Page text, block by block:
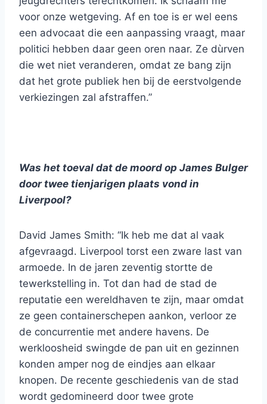
voor onze wetgeving. Af en toe is er wel eens
een advocaat die een aanpassing vraagt, maar
politici hebben daar geen oren naar. Ze dùrven
die wet niet veranderen, omdat ze bang zijn
dat het grote publiek hen bij de eerstvolgende
verkiezingen zal afstraffen.”
Was het toeval dat de moord op James Bulger
door twee tienjarigen plaats vond in
Liverpool?
David James Smith: “Ik heb me dat al vaak
afgevraagd. Liverpool torst een zware last van
armoede. In de jaren zeventig stortte de
tewerkstelling in. Tot dan had de stad de
reputatie een wereldhaven te zijn, maar omdat
ze geen containerschepen aankon, verloor ze
de concurrentie met andere havens. De
werkloosheid swingde de pan uit en gezinnen
konden amper nog de eindjes aan elkaar
knopen. De recente geschiedenis van de stad
wordt gedomineerd door twee grote